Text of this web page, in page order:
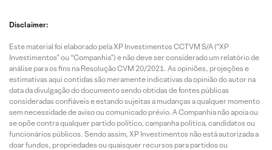
Disclaimer:
Este material foi elaborado pela XP Investimentos CCTVM S/A (“XP
Investimentos” ou “Companhia”) e não deve ser considerado um relatório de
análise para os fins na Resolução CVM 20/2021. As opiniões, projeções e
estimativas aqui contidas são meramente indicativas da opinião do autor na
data da divulgação do documento sendo obtidas de fontes públicas
consideradas confiáveis e estando sujeitas a mudanças a qualquer momento
sem necessidade de aviso ou comunicado prévio. A Companhia não apoia ou
se opõe contra qualquer partido político, campanha política, candidatos ou
funcionários públicos. Sendo assim, XP Investimentos não está autorizada a
doar fundos, propriedades ou quaisquer recursos para partidos ou